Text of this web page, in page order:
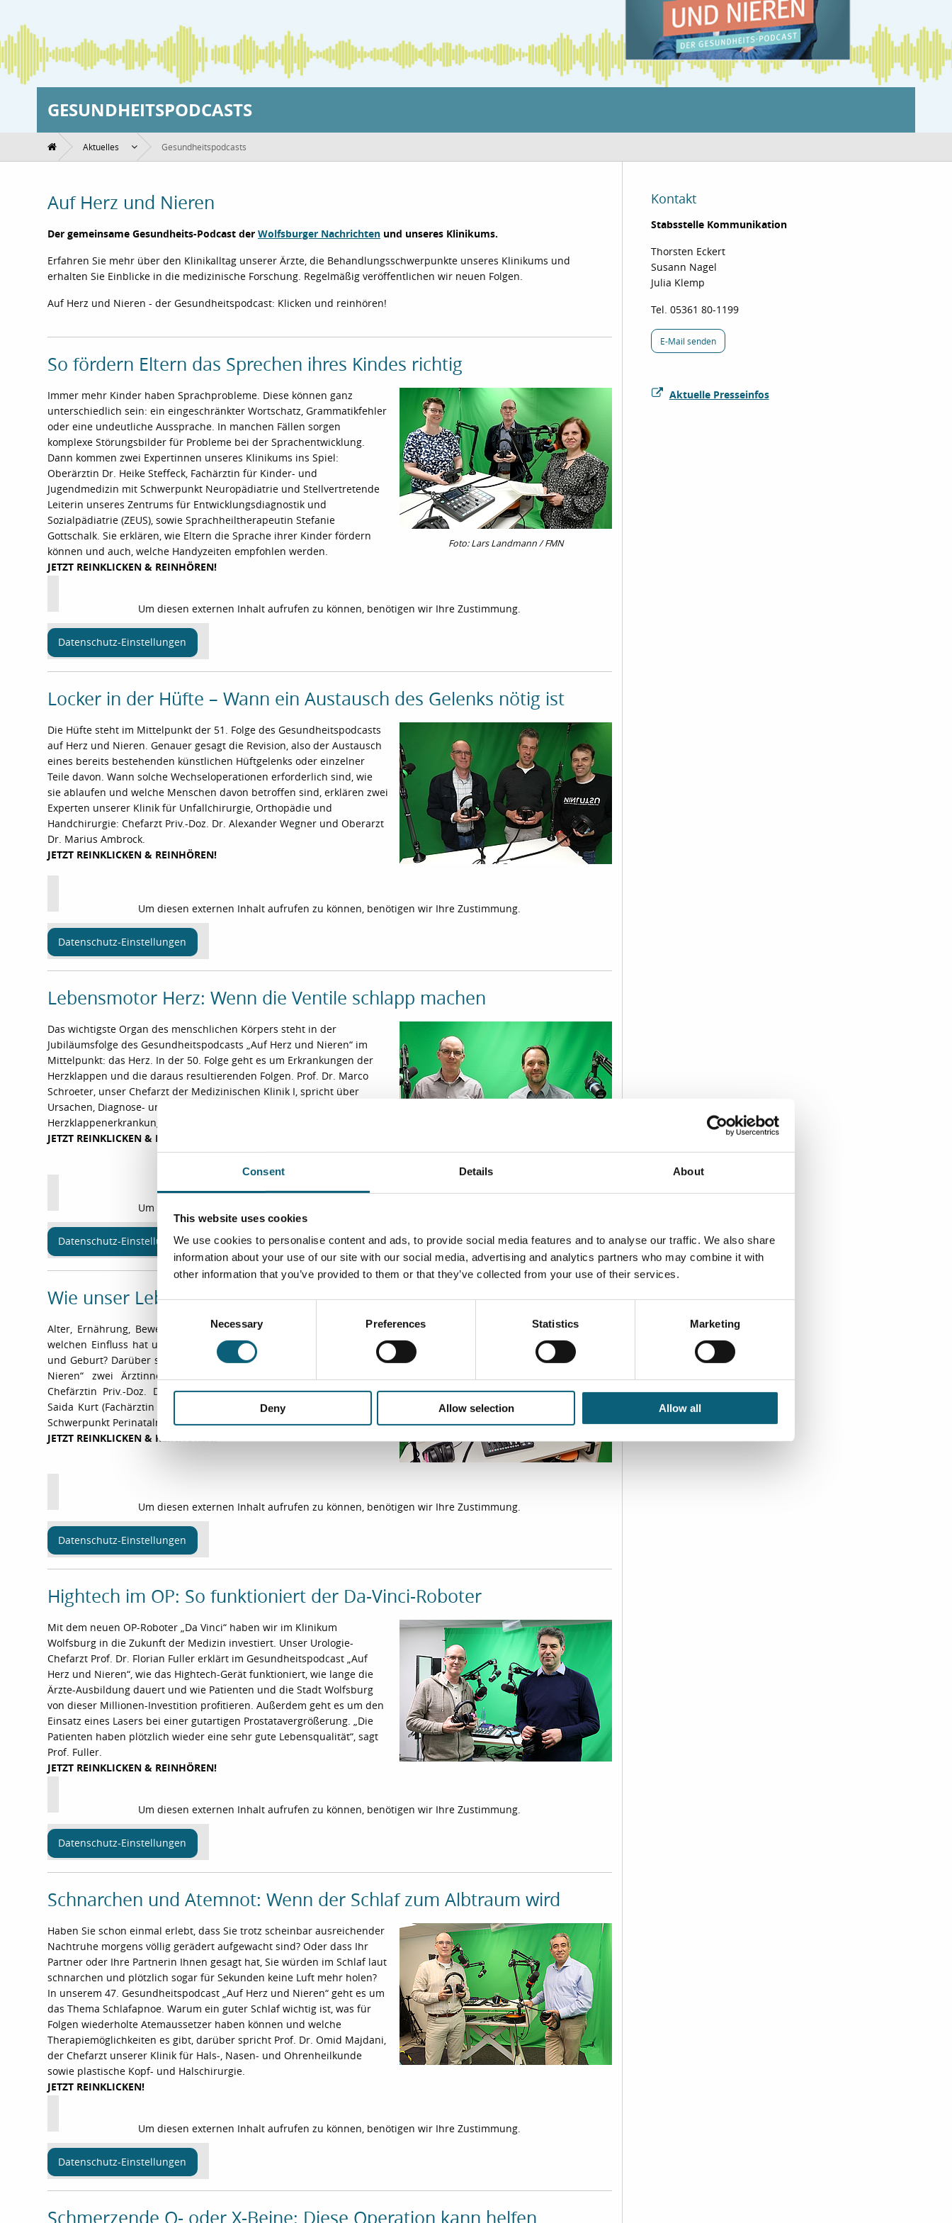
Consent Details About
This website uses cookies
We use cookies to personalise content and ads, to provide social media features and to analyse our traffic. We also share
information about your use of our site with our social media, advertising and analytics partners who may combine it with
other information that you’ve provided to them or that they’ve collected from your use of their services.
C
n
s
e
n
S
e
t
i
o
Necessary Preferences Statistics Marketing
Deny Allow selection Allow all
GESUNDHEITSPODCASTS
Aktuelles Gesundheitspodcasts
Auf Herz und Nieren
Der gemeinsame Gesundheits-Podcast der Wolfsburger Nachrichten und unseres Klinikums.
Erfahren Sie mehr über den Klinikalltag unserer Ärzte, die Behandlungsschwerpunkte unseres Klinikums und
erhalten Sie Einblicke in die medizinische Forschung. Regelmäßig veröffentlichen wir neuen Folgen.
Auf Herz und Nieren - der Gesundheitspodcast: Klicken und reinhören!
So fördern Eltern das Sprechen ihres Kindes richtig
Foto: Lars Landmann / FMN
Immer mehr Kinder haben Sprachprobleme. Diese können ganz
unterschiedlich sein: ein eingeschränkter Wortschatz, Grammatikfehler
oder eine undeutliche Aussprache. In manchen Fällen sorgen
komplexe Störungsbilder für Probleme bei der Sprachentwicklung.
Dann kommen zwei Expertinnen unseres Klinikums ins Spiel:
Oberärztin Dr. Heike Steffeck, Fachärztin für Kinder- und
Jugendmedizin mit Schwerpunkt Neuropädiatrie und Stellvertretende
Leiterin unseres Zentrums für Entwicklungsdiagnostik und
Sozialpädiatrie (ZEUS), sowie Sprachheiltherapeutin Stefanie
Gottschalk. Sie erklären, wie Eltern die Sprache ihrer Kinder fördern
können und auch, welche Handyzeiten empfohlen werden.
JETZT REINKLICKEN & REINHÖREN!
Um diesen externen Inhalt aufrufen zu können, benötigen wir Ihre Zustimmung.
Datenschutz-Einstellungen
Locker in der Hüfte – Wann ein Austausch des Gelenks nötig ist
Die Hüfte steht im Mittelpunkt der 51. Folge des Gesundheitspodcasts
auf Herz und Nieren. Genauer gesagt die Revision, also der Austausch
eines bereits bestehenden künstlichen Hüftgelenks oder einzelner
Teile davon. Wann solche Wechseloperationen erforderlich sind, wie
sie ablaufen und welche Menschen davon betroffen sind, erklären zwei
Experten unserer Klinik für Unfallchirurgie, Orthopädie und
Handchirurgie: Chefarzt Priv.-Doz. Dr. Alexander Wegner und Oberarzt
Dr. Marius Ambrock.
JETZT REINKLICKEN & REINHÖREN!
Um diesen externen Inhalt aufrufen zu können, benötigen wir Ihre Zustimmung.
Datenschutz-Einstellungen
Lebensmotor Herz: Wenn die Ventile schlapp machen
Das wichtigste Organ des menschlichen Körpers steht in der
Jubiläumsfolge des Gesundheitspodcasts „Auf Herz und Nieren“ im
Mittelpunkt: das Herz. In der 50. Folge geht es um Erkrankungen der
Herzklappen und die daraus resultierenden Folgen. Prof. Dr. Marco
Schroeter, unser Chefarzt der Medizinischen Klinik I, spricht über
Ursachen, Diagnose- und Therapiemöglichkeiten von
Herzklappenerkrankungen sowie über Prävention und Nachsorge.
JETZT REINKLICKEN & REINHÖREN!
Um diesen externen Inhalt aufrufen zu können, benötigen wir Ihre Zustimmung.
Datenschutz-Einstellungen
Wie unser Lebensstil Schwangerschaft und Geburt beeinflusst
Alter, Ernährung, Bewegung und nicht zuletzt die sozialen Medien –
welchen Einfluss hat unser moderner Lebensstil auf Schwangerschaft
und Geburt? Darüber sprechen im Gesundheitspodcast „Auf Herz und
Nieren“ zwei Ärztinnen aus der Frauenklinik unseres Klinikums:
Chefärztin Priv.-Doz. Dr. Mignon-Denise Keyver-Paik und Oberärztin
Saida Kurt (Fachärztin für Frauenheilkunde und Geburtshilfe mit dem
Schwerpunkt Perinatalmedizin).
JETZT REINKLICKEN & REINHÖREN!
Um diesen externen Inhalt aufrufen zu können, benötigen wir Ihre Zustimmung.
Datenschutz-Einstellungen
Hightech im OP: So funktioniert der Da-Vinci-Roboter
Mit dem neuen OP-Roboter „Da Vinci“ haben wir im Klinikum
Wolfsburg in die Zukunft der Medizin investiert. Unser Urologie-
Chefarzt Prof. Dr. Florian Fuller erklärt im Gesundheitspodcast „Auf
Herz und Nieren“, wie das Hightech-Gerät funktioniert, wie lange die
Ärzte-Ausbildung dauert und wie Patienten und die Stadt Wolfsburg
von dieser Millionen-Investition profitieren. Außerdem geht es um den
Einsatz eines Lasers bei einer gutartigen Prostatavergrößerung. „Die
Patienten haben plötzlich wieder eine sehr gute Lebensqualität“, sagt
Prof. Fuller.
JETZT REINKLICKEN & REINHÖREN!
Um diesen externen Inhalt aufrufen zu können, benötigen wir Ihre Zustimmung.
Datenschutz-Einstellungen
Schnarchen und Atemnot: Wenn der Schlaf zum Albtraum wird
Haben Sie schon einmal erlebt, dass Sie trotz scheinbar ausreichender
Nachtruhe morgens völlig gerädert aufgewacht sind? Oder dass Ihr
Partner oder Ihre Partnerin Ihnen gesagt hat, Sie würden im Schlaf laut
schnarchen und plötzlich sogar für Sekunden keine Luft mehr holen?
In unserem 47. Gesundheitspodcast „Auf Herz und Nieren“ geht es um
das Thema Schlafapnoe. Warum ein guter Schlaf wichtig ist, was für
Folgen wiederholte Atemaussetzer haben können und welche
Therapiemöglichkeiten es gibt, darüber spricht Prof. Dr. Omid Majdani,
der Chefarzt unserer Klinik für Hals-, Nasen- und Ohrenheilkunde
sowie plastische Kopf- und Halschirurgie.
JETZT REINKLICKEN!
Um diesen externen Inhalt aufrufen zu können, benötigen wir Ihre Zustimmung.
Datenschutz-Einstellungen
Schmerzende O- oder X-Beine: Diese Operation kann helfen
Kontakt
Stabsstelle Kommunikation
Thorsten Eckert
Susann Nagel
Julia Klemp
Tel. 05361 80-1199
E-Mail senden
Aktuelle Presseinfos